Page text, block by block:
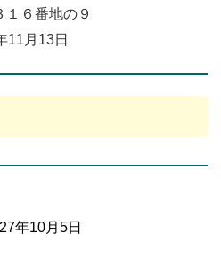
６番地の９
11月13日
年10月5日